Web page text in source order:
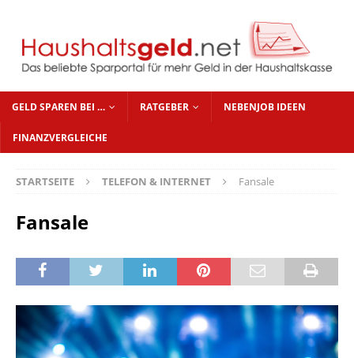
GELD SPAREN BEI … RATGEBER NEBENJOB IDEEN
FINANZVERGLEICHE
STARTSEITE TELEFON & INTERNET Fansale
Fansale